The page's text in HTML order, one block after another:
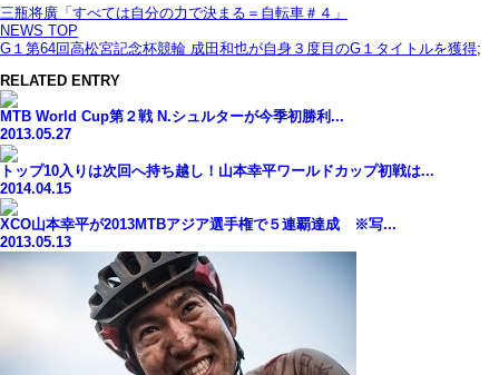
三瓶将廣「すべては自分の力で決まる＝自転車＃４」
NEWS TOP
G１第64回高松宮記念杯競輪 成田和也が自身３度目のG１タイトルを獲得;
RELATED ENTRY
MTB World Cup第２戦 N.シュルターが今季初勝利...
2013.05.27
トップ10入りは次回へ持ち越し！山本幸平ワールドカップ初戦は...
2014.04.15
XCO山本幸平が2013MTBアジア選手権で５連覇達成 ※写...
2013.05.13